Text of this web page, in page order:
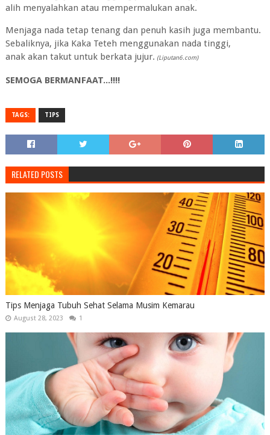
alih menyalahkan atau mempermalukan anak.
Menjaga nada tetap tenang dan penuh kasih juga membantu.
Sebaliknya, jika Kaka Teteh menggunakan nada tinggi,
anak akan takut untuk berkata jujur. (Liputan6.com)
SEMOGA BERMANFAAT...!!!!
TAGS: TIPS
RELATED POSTS
Tips Menjaga Tubuh Sehat Selama Musim Kemarau
August 28, 2023 1